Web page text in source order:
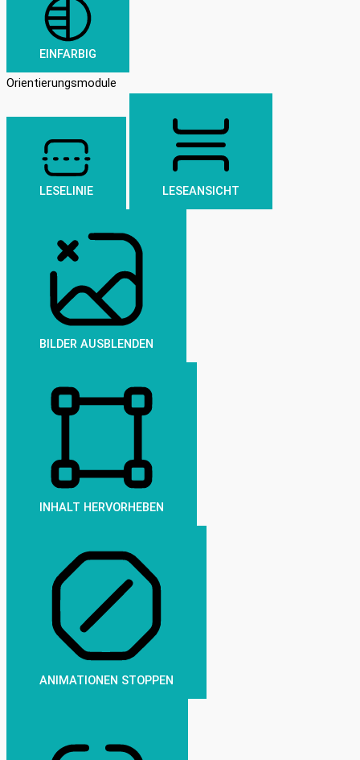
EINFARBIG
Orientierungsmodule
LESELINIE LESEANSICHT
BILDER AUSBLENDEN
INHALT HERVORHEBEN
ANIMATIONEN STOPPEN